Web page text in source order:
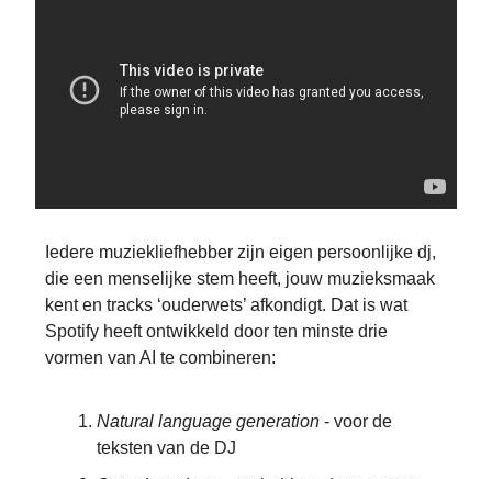
Iedere muziekliefhebber zijn eigen persoonlijke dj,
die een menselijke stem heeft, jouw muzieksmaak
kent en tracks ‘ouderwets’ afkondigt. Dat is wat
Spotify heeft ontwikkeld door ten minste drie
vormen van AI te combineren:
Natural language generation - voor de
teksten van de DJ